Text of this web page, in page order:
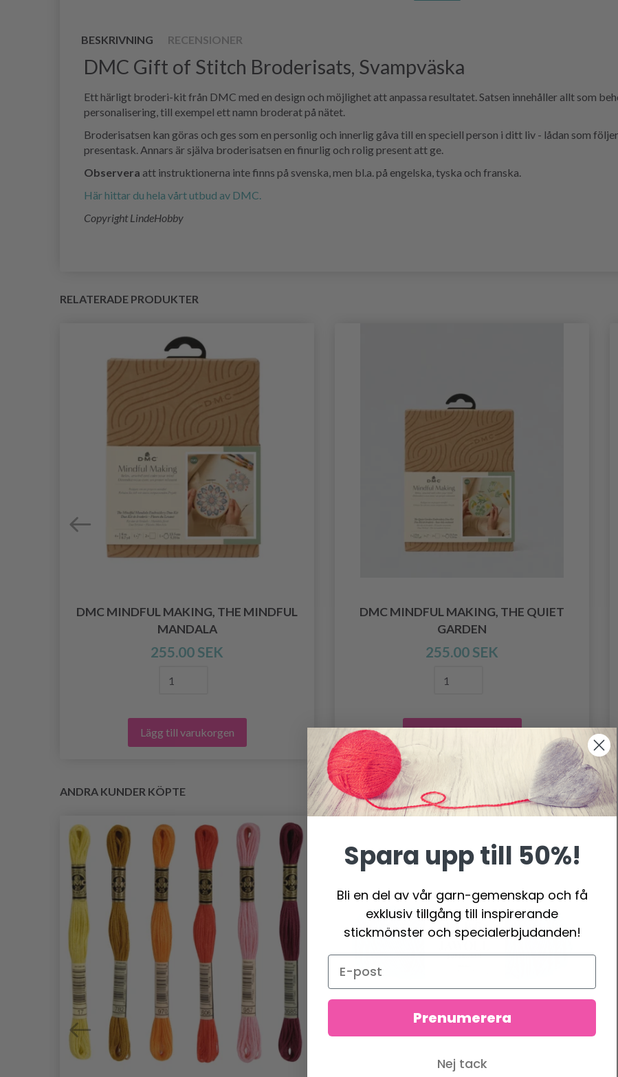
BESKRIVNING RECENSIONER
DMC Gift of Stitch Broderisats, Svampväska
Ett härligt broderi-kit från DMC med en design och möjlighet att anpassa resultatet. Satsen innehåller allt som
personalisering, till exempel ett namn broderat på nätet.
Broderisatsen kan göras och ges som en personlig och innerlig gåva till en speciell person i ditt liv - lådan som
presentask. Annars är själva broderisatsen en finurlig och rolig present att ge.
Observera att instruktionerna inte finns på svenska, men bl.a. på engelska, tyska och franska.
Här hittar du hela vårt utbud av DMC.
Copyright LindeHobby
RELATERADE PRODUKTER
DMC MINDFUL MAKING, THE MINDFUL
MANDALA
255.00 SEK
Lägg till varukorgen
DMC MINDFUL MAKING, THE QUIET
GARDEN
255.00 SEK
ANDRA KUNDER KÖPTE
Spara upp till 50%!
Bli en del av vår garn-gemenskap och få
exklusiv tillgång till inspirerande
stickmönster och specialerbjudanden!
Prenumerera
Nej tack